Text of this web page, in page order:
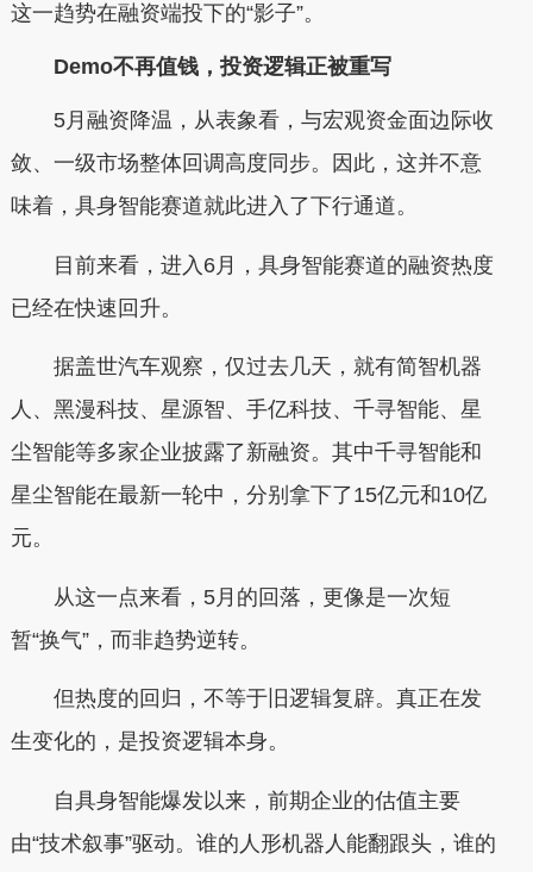
这一趋势在融资端投下的“影子”。
Demo不再值钱，投资逻辑正被重写
5月融资降温，从表象看，与宏观资金面边际收
敛、一级市场整体回调高度同步。因此，这并不意
味着，具身智能赛道就此进入了下行通道。
目前来看，进入6月，具身智能赛道的融资热度
已经在快速回升。
据盖世汽车观察，仅过去几天，就有简智机器
人、黑漫科技、星源智、手亿科技、千寻智能、星
尘智能等多家企业披露了新融资。其中千寻智能和
星尘智能在最新一轮中，分别拿下了15亿元和10亿
元。
从这一点来看，5月的回落，更像是一次短
暂“换气”，而非趋势逆转。
但热度的回归，不等于旧逻辑复辟。真正在发
生变化的，是投资逻辑本身。
自具身智能爆发以来，前期企业的估值主要
由“技术叙事”驱动。谁的人形机器人能翻跟头，谁的